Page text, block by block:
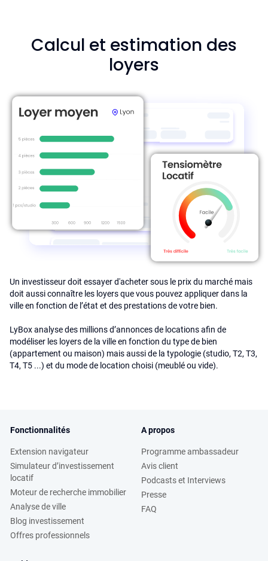
Calcul et estimation des
loyers
Un investisseur doit essayer d'acheter sous le prix du marché mais
doit aussi connaître les loyers que vous pouvez appliquer dans la
ville en fonction de l’état et des prestations de votre bien.
LyBox analyse des millions d’annonces de locations afin de
modéliser les loyers de la ville en fonction du type de bien
(appartement ou maison) mais aussi de la typologie (studio, T2, T3,
T4, T5 ...) et du mode de location choisi (meublé ou vide).
Fonctionnalités
Extension navigateur
Simulateur d’investissement
locatif
Moteur de recherche immobilier
Analyse de ville
Blog investissement
Offres professionnels
A propos
Programme ambassadeur
Avis client
Podcasts et Interviews
Presse
FAQ